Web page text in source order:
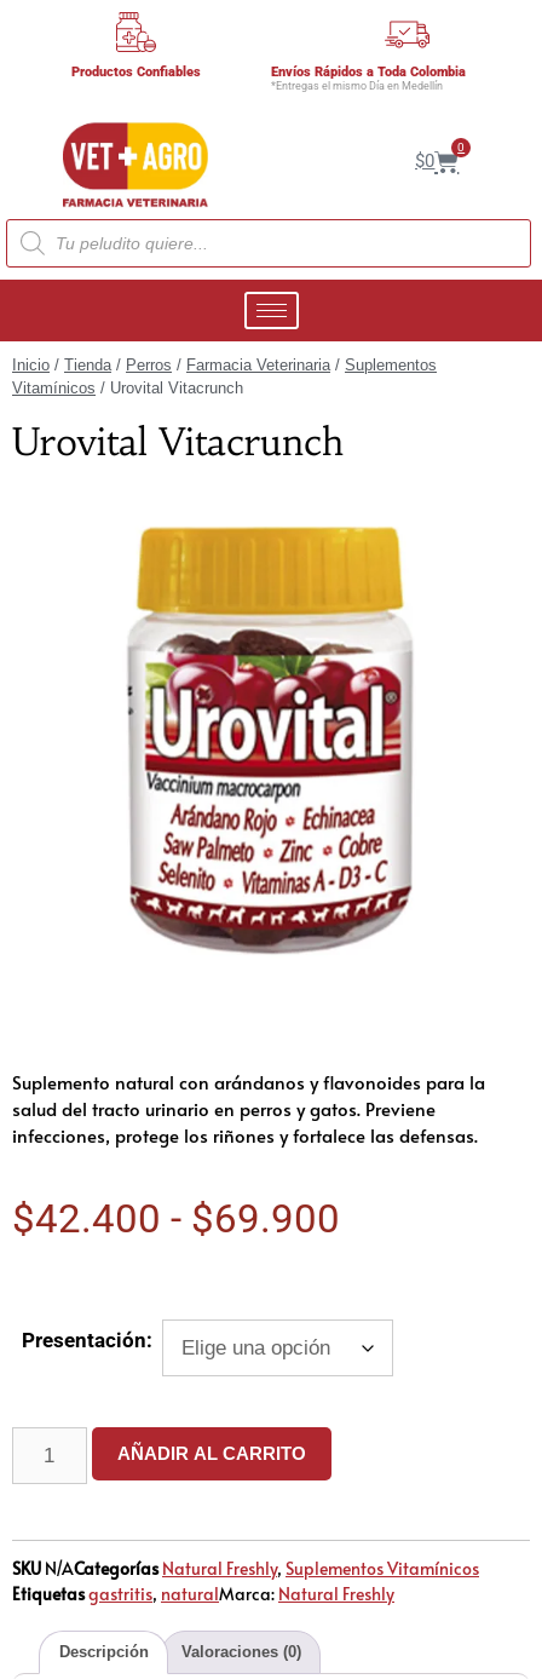
Productos Confiables Envíos Rápidos a Toda Colombia
*Entregas el mismo Día en Medellín
$0
0
Inicio / Tienda/ Perros / Farmacia Veterinaria/ Suplementos
Vitamínicos / Urovital Vitacrunch
Urovital Vitacrunch
Suplemento natural con arándanos y flavonoides para la
salud del tracto urinario en perros y gatos. Previene
infecciones, protege los riñones y fortalece las defensas.
$42.400 - $69.900
Presentación:
AÑADIR AL CARRITO
SKU N/ACategorías Natural Freshly, Suplementos Vitamínicos
Etiquetasgastritis, naturalMarca: Natural Freshly
Descripción Valoraciones (0)